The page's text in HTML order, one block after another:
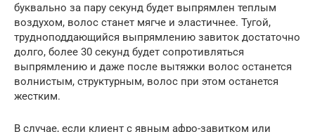
буквально за пару секунд будет выпрямлен теплым
воздухом, волос станет мягче и эластичнее. Тугой,
трудноподдающийся выпрямлению завиток достаточно
долго, более 30 секунд будет сопротивляться
выпрямлению и даже после вытяжки волос останется
волнистым, структурным, волос при этом останется
жестким.
В случае, если клиент с явным афро-завитком или